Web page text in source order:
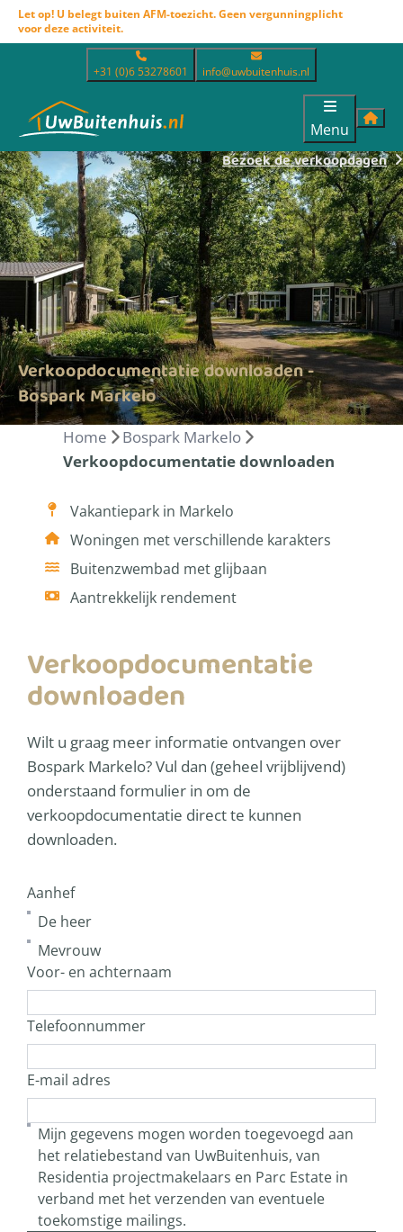
Let op! U belegt buiten AFM-toezicht. Geen vergunningplicht
voor deze activiteit.
+31 (0)6 53278601 info@uwbuitenhuis.nl
Menu
Verkoopdocumentatie downloaden -
Bospark Markelo
Bezoek de verkoopdagen
Home
Bospark Markelo
Verkoopdocumentatie downloaden
Vakantiepark in Markelo
Woningen met verschillende karakters
Buitenzwembad met glijbaan
Aantrekkelijk rendement
Verkoopdocumentatie
downloaden
Wilt u graag meer informatie ontvangen over
Bospark Markelo? Vul dan (geheel vrijblijvend)
onderstaand formulier in om de
verkoopdocumentatie direct te kunnen
downloaden.
Aanhef
De heer
Mevrouw
Voor- en achternaam
Telefoonnummer
E-mail adres
Mijn gegevens mogen worden toegevoegd aan
het relatiebestand van UwBuitenhuis, van
Residentia projectmakelaars en Parc Estate in
verband met het verzenden van eventuele
toekomstige mailings.